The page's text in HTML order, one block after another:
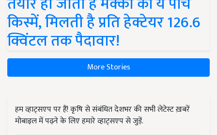
किस्में, मिलती है प्रति हेक्टेयर 126.6
क्विंटल तक पैदावार!
More Stories
हम व्हाट्सएप पर हैं! कृषि से संबंधित देशभर की सभी लेटेस्ट ख़बरें
मोबाइल में पढ़ने के लिए हमारे व्हाट्सएप से जुड़ें.